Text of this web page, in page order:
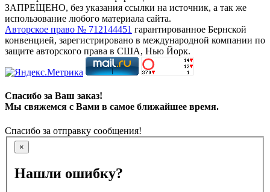
ЗАПРЕЩЕНО, без указания ссылки на источник, а так же
использование любого материала сайта.
Авторское право № 712144451 гарантированное Бернской
конвенцией, зарегистрировано в международной компании по
защите авторского права в США, Нью Йорк.
Спасибо за Ваш заказ!
Мы свяжемся с Вами в самое ближайшее время.
Спасибо за отправку сообщения!
×
Нашли ошибку?